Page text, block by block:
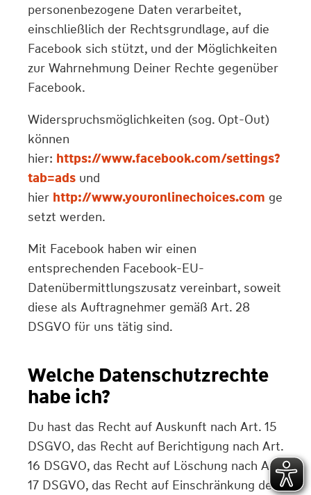
personenbezogene Daten verarbeitet,
einschließlich der Rechtsgrundlage, auf die
Facebook sich stützt, und der Möglichkeiten
zur Wahrnehmung Deiner Rechte gegenüber
Facebook.
Widerspruchsmöglichkeiten (sog. Opt-Out)
können
hier: https://www.facebook.com/settings?
tab=ads und
hier http://www.youronlinechoices.com ge
setzt werden.
Mit Facebook haben wir einen
entsprechenden Facebook-EU-
Datenübermittlungszusatz vereinbart, soweit
diese als Auftragnehmer gemäß Art. 28
DSGVO für uns tätig sind.
Welche Datenschutzrechte
habe ich?
Du hast das Recht auf Auskunft nach Art. 15
DSGVO, das Recht auf Berichtigung nach Art.
16 DSGVO, das Recht auf Löschung nach Art.
17 DSGVO, das Recht auf Einschränkung der